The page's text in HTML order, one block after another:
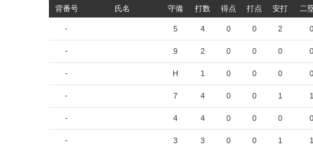
背番号 氏名 守備 打数 得点 打点 安打 二
- 5 4 0 0 2 0
- 9 2 0 0 0 0
- H 1 0 0 0 0
- 7 4 0 0 1 1
- 4 4 0 0 0 0
- 3 3 0 0 1 1